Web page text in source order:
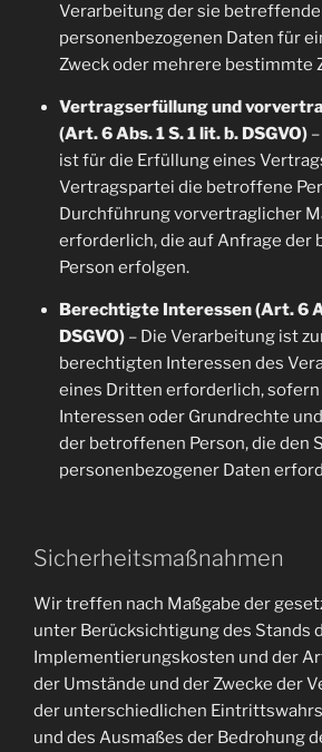
Verarbeitung der sie
personenbezogenen Daten für
Zweck oder mehrere bestimmte
Vertragserfüllung und
(Art. 6 Abs. 1 S. 1 lit. b. DSGVO)–
ist für die Erfüllung eines
Vertragspartei die betroffene
Durchführung vorvertraglicher
erforderlich, die auf Anfrage der
Person erfolgen.
Berechtigte Interessen (Art. 6
DSGVO)– Die Verarbeitung ist
berechtigten Interessen des
eines Dritten erforderlich,
Interessen oder Grundrechte
der betroffenen Person, die den
personenbezogener Daten
Sicherheitsmaßnahmen
Wir treffen nach Maßgabe der
unter Berücksichtigung des Stands
Implementierungskosten und der
der Umstände und der Zwecke der
der unterschiedlichen
und des Ausmaßes der Bedrohung